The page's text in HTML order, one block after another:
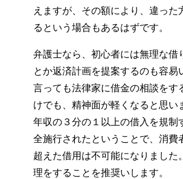
えますが、その額により、違った
るという場合もあるはずです。
弁護士なら、初心者には無理な借
とか返済計画を提案するのも容易
言っても法律家に借金の相談をす
けでも、精神面が軽くなると思い
年収の３分の１以上の借入を規制
全施行されたということで、消費
超えた借用は不可能になりました
理をすることを推奨いします。